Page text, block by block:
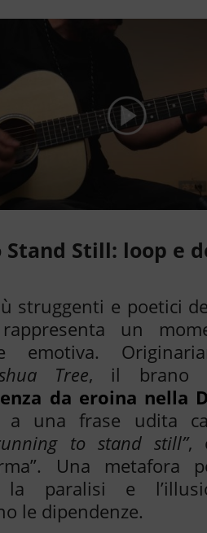
Stand Still: loop e
struggenti e poetici
un
emotiva.
Tree, il brano
da eroina nella
a una frase udita
running to stand still”,
Una metafora
la paralisi e
le dipendenze.